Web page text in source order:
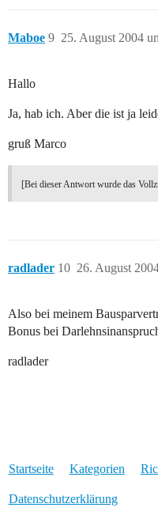
Maboe 25. August 2004
9
Hallo
Ja, hab ich. Aber die ist ja
gruß Marco
[Bei dieser Antwort wurde das
radlader 26. August
10
Also bei meinem
Bonus bei
radlader
Startseite Kategorien
Datenschutzerklärung